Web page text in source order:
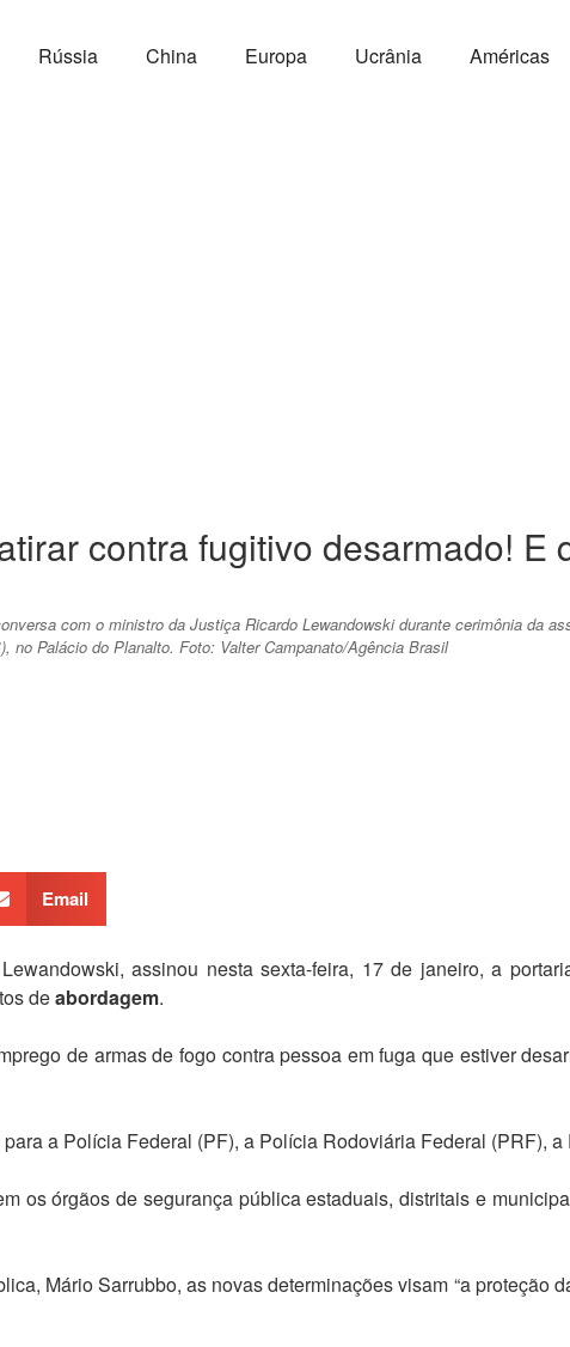
Rússia China Europa Ucrânia Américas
contra fugitivo desarmado! E
com o ministro da Justiça Ricardo Lewandowski durante cerimônia da
no Palácio do Planalto. Foto: Valter Campanato/Agência Brasil
Email
assinou nesta sexta-feira, 17 de janeiro, a
deabordagem.
de armas de fogo contra pessoa em fuga que estiver
a Polícia Federal (PF), a Polícia Rodoviária Federal (PRF),
os órgãos de segurança pública estaduais, distritais e
Mário Sarrubbo, as novas determinações visam “a